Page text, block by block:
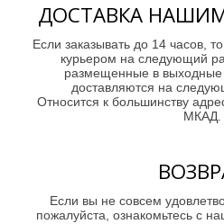
ДОСТАВКА
Если заказывать до 14 часов,
курьером на следующий
размещенные в выходные
доставляются на
Относится к большинству
МКАД.
Если вы не совсем
пожалуйста, ознакомьтесь с